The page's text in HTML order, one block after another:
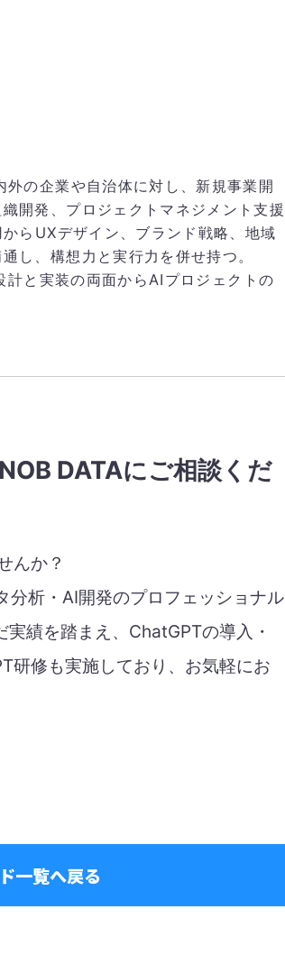
の企業や自治体に対し、新規事業開
開発、プロジェクトマネジメント支援
らUXデザイン、ブランド戦略、地域
し、構想力と実行力を併せ持つ。
と実装の両面からAIプロジェクトの
DATAにご相談くだ
んか？
分析・AI開発のプロフェッショナル
績を踏まえ、ChatGPTの導入・
研修も実施しており、お気軽にお
一覧へ戻る